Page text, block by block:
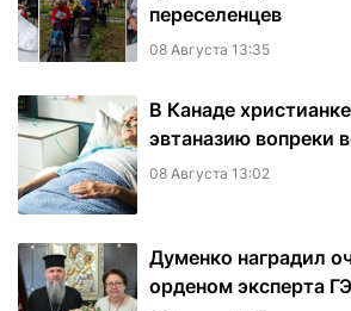
переселенцев
08 Августа 13:35
В Канаде
эвтаназию вопреки
08 Августа 13:02
Думенко наградил
орденом эксперта